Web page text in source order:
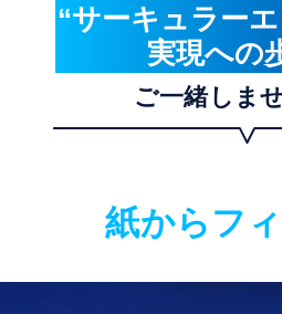
“サーキュラー
実現への
ご一緒しま
紙からフ